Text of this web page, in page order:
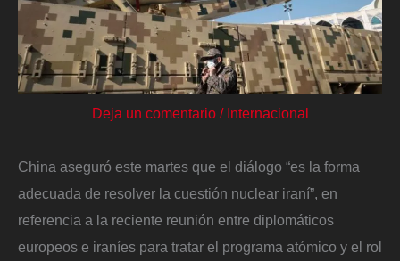
Deja un comentario / Internacional
China aseguró este martes que el diálogo “es la forma
adecuada de resolver la cuestión nuclear iraní”, en
referencia a la reciente reunión entre diplomáticos
europeos e iraníes para tratar el programa atómico y el rol